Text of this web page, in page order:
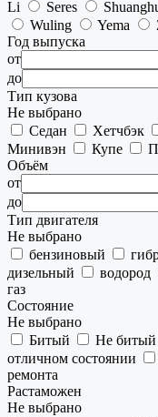
Li
Seres
Wuling
Yema
Год выпуска
от
до
Тип кузова
Не выбрано
Седан
Хетчбэк
Минивэн
Купе
Объём
от
до
Тип двигателя
Не выбрано
бензиновый
дизельный
водород
газ
Состояние
Не выбрано
Битый
Не битый
отличном состоянии
ремонта
Растаможен
Не выбрано